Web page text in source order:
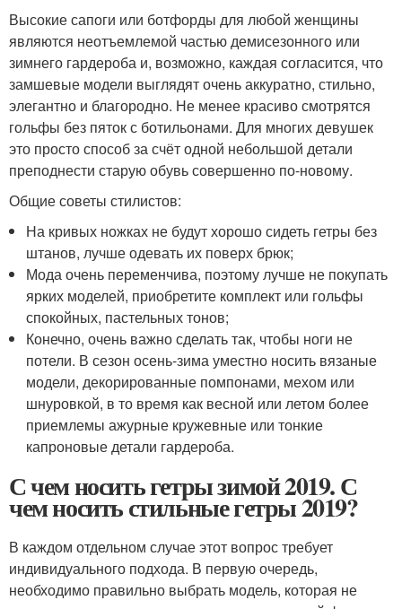
Высокие сапоги или ботфорды для любой женщины
являются неотъемлемой частью демисезонного или
зимнего гардероба и, возможно, каждая согласится, что
замшевые модели выглядят очень аккуратно, стильно,
элегантно и благородно. Не менее красиво смотрятся
гольфы без пяток с ботильонами. Для многих девушек
это просто способ за счёт одной небольшой детали
преподнести старую обувь совершенно по-новому.
Общие советы стилистов:
На кривых ножках не будут хорошо сидеть гетры без
штанов, лучше одевать их поверх брюк;
Мода очень переменчива, поэтому лучше не покупать
ярких моделей, приобретите комплект или гольфы
спокойных, пастельных тонов;
Конечно, очень важно сделать так, чтобы ноги не
потели. В сезон осень-зима уместно носить вязаные
модели, декорированные помпонами, мехом или
шнуровкой, в то время как весной или летом более
приемлемы ажурные кружевные или тонкие
капроновые детали гардероба.
С чем носить гетры зимой 2019. С
чем носить стильные гетры 2019?
В каждом отдельном случае этот вопрос требует
индивидуального подхода. В первую очередь,
необходимо правильно выбрать модель, которая не